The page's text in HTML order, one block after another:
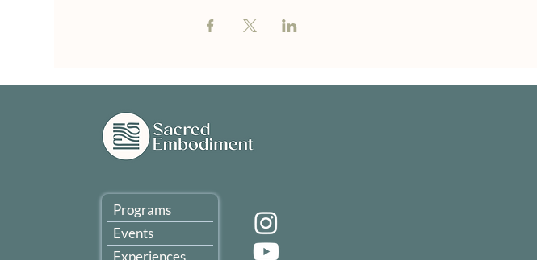
Programs
Events
Experiences